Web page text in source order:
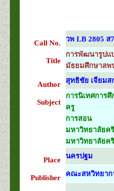
Call No. วพ LB 2805 ส
Title
การพัฒนารูปแ
มัธยมศึกษาลพ
Author สุทธิชัย เจียมส
Subject
การนิเทศการศึ
ครู
การสอน
มหาวิทยาลัยค
มหาวิทยาลัยค
Place นครปฐม
Publisher คณะสหวิทยาก